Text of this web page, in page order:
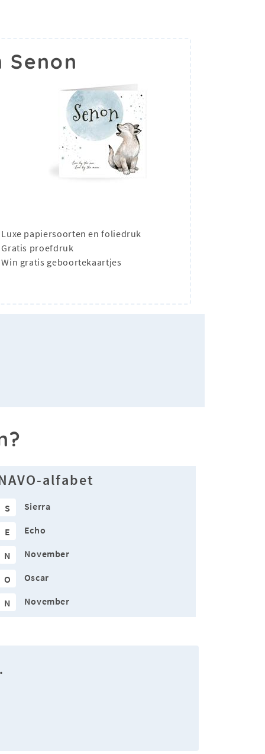
papiersoorten en foliedruk
proefdruk
gratis geboortekaartjes
alfabet
S Sierra
E Echo
N November
O Oscar
N November